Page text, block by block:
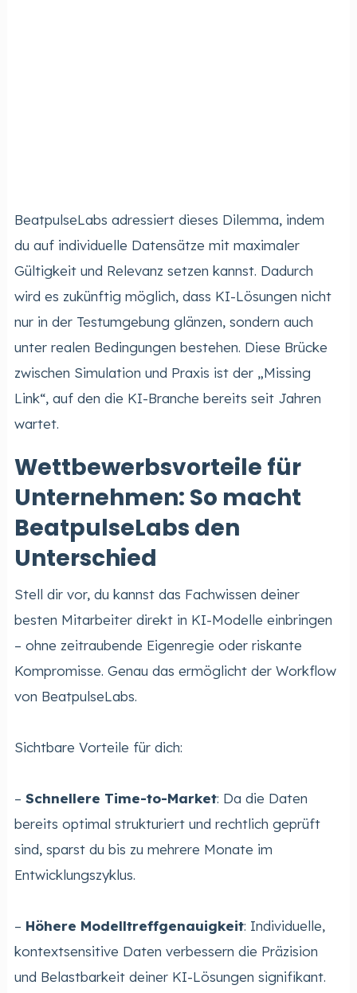
BeatpulseLabs adressiert dieses Dilemma, indem
du auf individuelle Datensätze mit maximaler
Gültigkeit und Relevanz setzen kannst. Dadurch
wird es zukünftig möglich, dass KI-Lösungen nicht
nur in der Testumgebung glänzen, sondern auch
unter realen Bedingungen bestehen. Diese Brücke
zwischen Simulation und Praxis ist der „Missing
Link“, auf den die KI-Branche bereits seit Jahren
wartet.
Wettbewerbsvorteile für
Unternehmen: So macht
BeatpulseLabs den
Unterschied
Stell dir vor, du kannst das Fachwissen deiner
besten Mitarbeiter direkt in KI-Modelle einbringen
– ohne zeitraubende Eigenregie oder riskante
Kompromisse. Genau das ermöglicht der Workflow
von BeatpulseLabs.
Sichtbare Vorteile für dich:
– Schnellere Time-to-Market: Da die Daten
bereits optimal strukturiert und rechtlich geprüft
sind, sparst du bis zu mehrere Monate im
Entwicklungszyklus.
– Höhere Modelltreffgenauigkeit: Individuelle,
kontextsensitive Daten verbessern die Präzision
und Belastbarkeit deiner KI-Lösungen signifikant.